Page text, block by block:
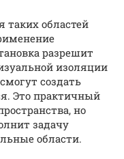
таких областей
разрешит
изоляции
создать
Это практичный
но
задачу
области.